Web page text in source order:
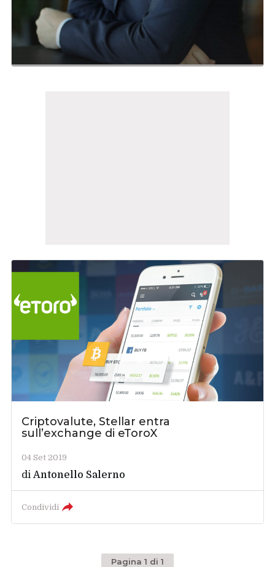
Criptovalute, Stellar entra
sull’exchange di eToroX
04 Set 2019
diAntonello Salerno
Condividi
Pagina 1 di 1